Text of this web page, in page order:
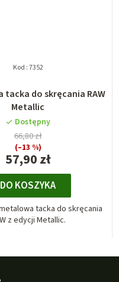
tacka do skręcania RAW
Metallic
Dostępny
57,90 zł
66,80 zł
(–13 %)
DO KOSZYKA
tacka do skręcania
z edycji Metallic.
Kod :7352